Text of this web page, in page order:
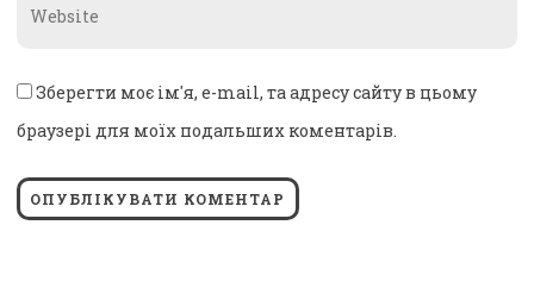
Зберегти моє ім'я, e-mail, та адресу сайту в цьому
браузері для моїх подальших коментарів.